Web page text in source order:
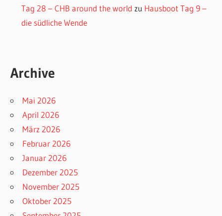
Tag 28 – CHB around the world zu Hausboot Tag 9 –
die südliche Wende
Archive
Mai 2026
April 2026
März 2026
Februar 2026
Januar 2026
Dezember 2025
November 2025
Oktober 2025